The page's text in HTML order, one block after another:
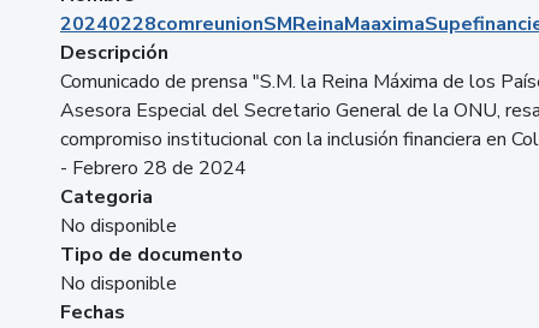
Descripción
Comunicado de prensa "S.M. la Reina Máxima de los
Asesora Especial del Secretario General de la ONU,
compromiso institucional con la inclusión financiera en
- Febrero 28 de 2024
Categoria
No disponible
Tipo de documento
No disponible
Fechas